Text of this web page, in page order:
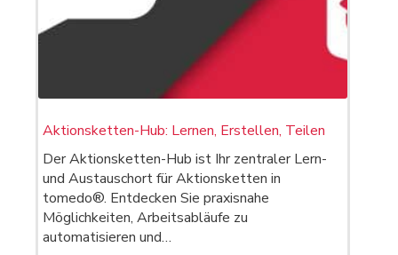
Aktionsketten-Hub: Lernen, Erstellen, Teilen
Der Aktionsketten-Hub ist Ihr zentraler Lern-
und Austauschort für Aktionsketten in
tomedo®. Entdecken Sie praxisnahe
Möglichkeiten, Arbeitsabläufe zu
automatisieren und…